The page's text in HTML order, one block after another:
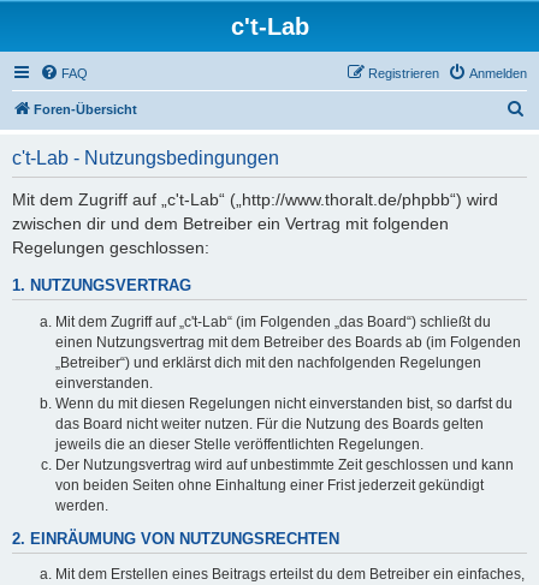
c't-Lab
FAQ Anmelden
Registrieren
Foren-Übersicht
c't-Lab - Nutzungsbedingungen
Mit dem Zugriff auf „c't-Lab“ („http://www.thoralt.de/phpbb“) wird
zwischen dir und dem Betreiber ein Vertrag mit folgenden
Regelungen geschlossen:
1. NUTZUNGSVERTRAG
Mit dem Zugriff auf „c't-Lab“ (im Folgenden „das Board“) schließt du
einen Nutzungsvertrag mit dem Betreiber des Boards ab (im Folgenden
„Betreiber“) und erklärst dich mit den nachfolgenden Regelungen
einverstanden.
Wenn du mit diesen Regelungen nicht einverstanden bist, so darfst du
das Board nicht weiter nutzen. Für die Nutzung des Boards gelten
jeweils die an dieser Stelle veröffentlichten Regelungen.
Der Nutzungsvertrag wird auf unbestimmte Zeit geschlossen und kann
von beiden Seiten ohne Einhaltung einer Frist jederzeit gekündigt
werden.
2. EINRÄUMUNG VON NUTZUNGSRECHTEN
Mit dem Erstellen eines Beitrags erteilst du dem Betreiber ein einfaches,